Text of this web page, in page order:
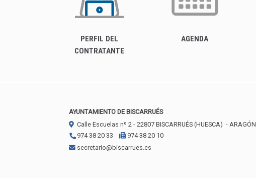
PERFIL DEL
CONTRATANTE
AGENDA
AYUNTAMIENTO DE BISCARRUÉS
Calle Escuelas nº 2 - 22807 BISCARRUÉS (HUESCA) - ARAGÓN
974 38 20 33
974 38 20 10
secretario@biscarrues.es